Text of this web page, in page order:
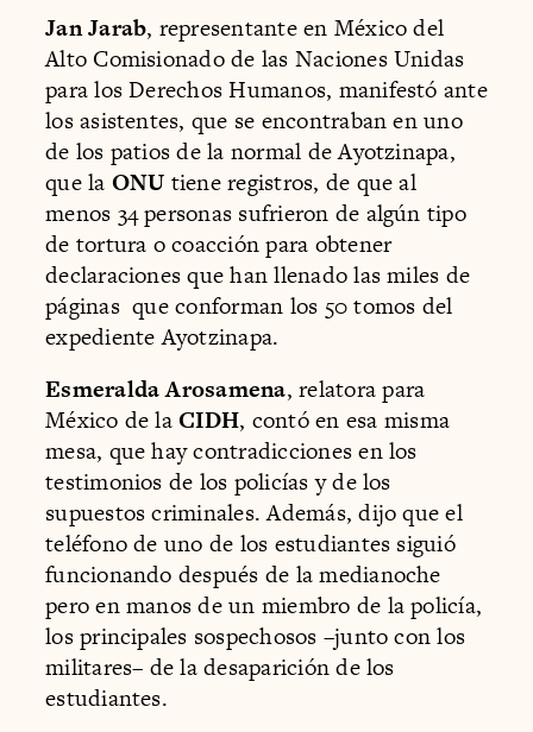
Jan Jarab, representante en México del
Alto Comisionado de las Naciones Unidas
para los Derechos Humanos, manifestó ante
los asistentes, que se encontraban en uno
de los patios de la normal de Ayotzinapa,
que la ONU tiene registros, de que al
menos 34 personas sufrieron de algún tipo
de tortura o coacción para obtener
declaraciones que han llenado las miles de
páginas que conforman los 50 tomos del
expediente Ayotzinapa.
Esmeralda Arosamena, relatora para
México de laCIDH, contó en esa misma
mesa, que hay contradicciones en los
testimonios de los policías y de los
supuestos criminales. Además, dijo que el
teléfono de uno de los estudiantes siguió
funcionando después de la medianoche
pero en manos de un miembro de la policía,
los principales sospechosos –junto con los
militares– de la desaparición de los
estudiantes.